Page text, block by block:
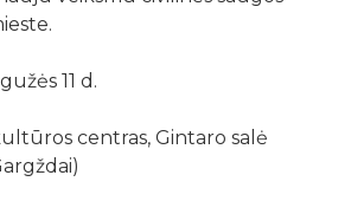
11 d.
centras, Gintaro salė